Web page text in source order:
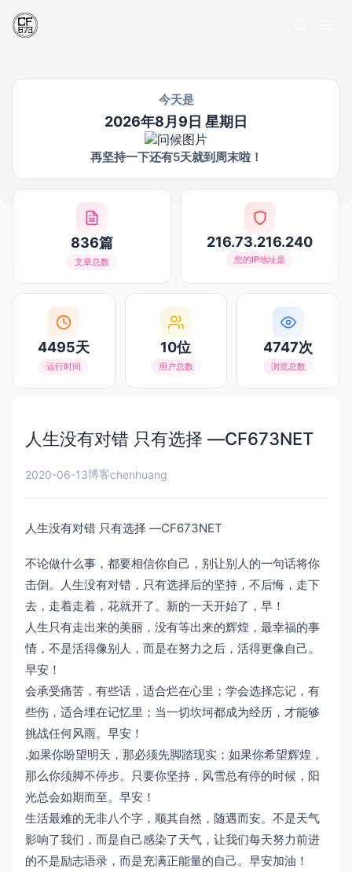
今天是
2026年8月9日 星期日
再坚持一下还有5天就到周末啦！
836篇
文章总数
216.73.216.240
您的IP地址是
4495天
运行时间
10位
用户总数
4747次
浏览总数
人生没有对错 只有选择 —CF673NET
2020-06-13博客chenhuang
人生没有对错 只有选择 —CF673NET
不论做什么事，都要相信你自己，别让别人的一句话将你
击倒。人生没有对错，只有选择后的坚持，不后悔，走下
去，走着走着，花就开了。新的一天开始了，早！
人生只有走出来的美丽，没有等出来的辉煌，最幸福的事
情，不是活得像别人，而是在努力之后，活得更像自己。
早安！
会承受痛苦，有些话，适合烂在心里；学会选择忘记，有
些伤，适合埋在记忆里；当一切坎坷都成为经历，才能够
挑战任何风雨。早安！
.如果你盼望明天，那必须先脚踏现实；如果你希望辉煌，
那么你须脚不停步。只要你坚持，风雪总有停的时候，阳
光总会如期而至。早安！
生活最难的无非八个字，顺其自然，随遇而安。不是天气
影响了我们，而是自己感染了天气，让我们每天努力前进
的不是励志语录，而是充满正能量的自己。早安加油！